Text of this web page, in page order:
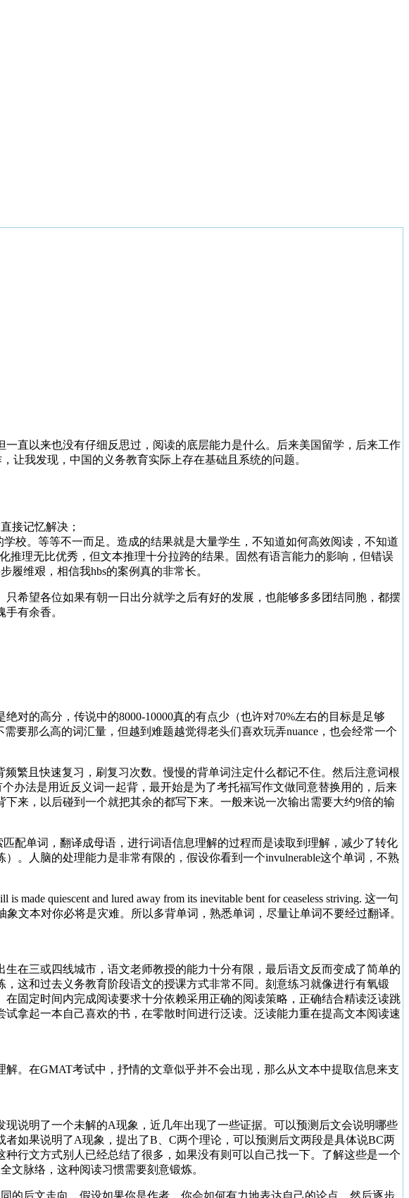
直以来也没有仔细反思过，阅读的底层能力是什么。后来美国留学，后来工作
让我发现，中国的义务教育实际上存在基础且系统的问题。
接记忆解决；
校。等等不一而足。造成的结果就是大量学生，不知道如何高效阅读，不知道
理无比优秀，但文本推理十分拉跨的结果。固然有语言能力的影响，但错误
维艰，相信我hbs的案例真的非常长。
希望各位如果有朝一日出分就学之后有好的发展，也能够多多团结同胞，都摆
有余香。
对的高分，传说中的8000-10000真的有点少（也许对70%左右的目标是足够
要那么高的词汇量，但越到难题越觉得老头们喜欢玩弄nuance，也会经常一个
繁且快速复习，刷复习次数。慢慢的背单词注定什么都记不住。然后注意词根
办法是用近反义词一起背，最开始是为了考托福写作文做同意替换用的，后来
来，以后碰到一个就把其余的都写下来。一般来说一次输出需要大约9倍的输
配单词，翻译成母语，进行词语信息理解的过程而是读取到理解，减少了转化
。人脑的处理能力是非常有限的，假设你看到一个invulnerable这个单词，不熟
made quiescent and lured away from its inevitable bent for ceaseless striving. 这一句
文本对你必将是灾难。所以多背单词，熟悉单词，尽量让单词不要经过翻译。
在三或四线城市，语文老师教授的能力十分有限，最后语文反而变成了简单的
这和过去义务教育阶段语文的授课方式非常不同。刻意练习就像进行有氧锻
固定时间内完成阅读要求十分依赖采用正确的阅读策略，正确结合精读泛读跳
拿起一本自己喜欢的书，在零散时间进行泛读。泛读能力重在提高文本阅读速
。在GMAT考试中，抒情的文章似乎并不会出现，那么从文本中提取信息来支
说明了一个未解的A现象，近几年出现了一些证据。可以预测后文会说明哪些
如果说明了A现象，提出了B、C两个理论，可以预测后文两段是具体说BC两
行文方式别人已经总结了很多，如果没有则可以自己找一下。了解这些是一个
文脉络，这种阅读习惯需要刻意锻炼。